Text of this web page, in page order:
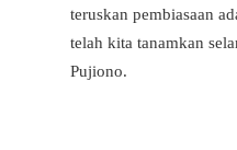
teruskan pembiasaan
telah kita tanamkan
Pujiono.